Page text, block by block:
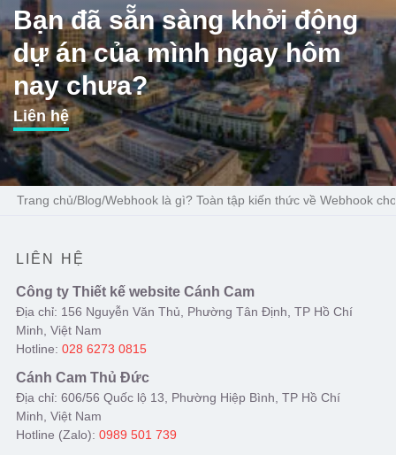
Bạn đã sẵn sàng khởi động
dự án của mình ngay hôm
nay chưa?
Liên hệ
Trang chủ/Blog/Webhook là gì? Toàn tập kiến thức về Webhook
LIÊN HỆ
Công ty Thiết kế website Cánh Cam
Địa chỉ: 156 Nguyễn Văn Thủ, Phường Tân Định, TP Hồ Chí
Minh, Việt Nam
Hotline: 028 6273 0815
Cánh Cam Thủ Đức
Địa chỉ: 606/56 Quốc lộ 13, Phường Hiệp Bình, TP Hồ Chí
Minh, Việt Nam
Hotline (Zalo): 0989 501 739